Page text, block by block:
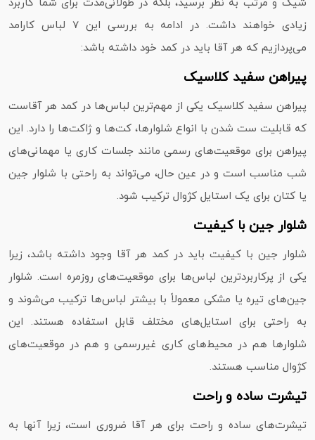
شیک و مرتب به نظر برسید، بلکه در طولانی‌مدت برای شما کاربرد
زیادی خواهند داشت. در ادامه به بررسی این 7 لباس کارامد
می‌پردازیم که هر آقا باید در کمد خود داشته باشد:
پیراهن سفید کلاسیک
پیراهن سفید کلاسیک یکی از مهم‌ترین لباس‌ها در کمد هر آقاست
که قابلیت ست شدن با انواع شلوارها، کت‌ها و ژاکت‌ها را دارد. این
پیراهن برای موقعیت‌های رسمی مانند جلسات کاری یا مهمانی‌های
شب مناسب است و در عین حال، می‌تواند به راحتی با شلوار جین
یا کتان برای یک استایل کژوال ترکیب شود.
شلوار جین با کیفیت
شلوار جین با کیفیت باید در کمد هر آقا وجود داشته باشد، زیرا
یکی از پرکاربردترین لباس‌ها برای موقعیت‌های روزمره است. شلوار
جین‌های تیره یا مشکی معمولاً با بیشتر لباس‌ها ترکیب می‌شوند و
به راحتی برای استایل‌های مختلف قابل استفاده هستند. این
شلوارها هم در محیط‌های کاری غیررسمی و هم در موقعیت‌های
کژوال مناسب هستند.
تیشرت ساده و راحت
تیشرت‌های ساده و راحت برای هر آقا ضروری است، زیرا آنها به